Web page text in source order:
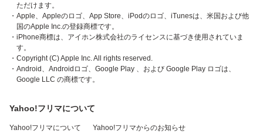
ただけます。
・Apple、Appleのロゴ、App Store、iPodのロゴ、iTunesは、米国および他
国のApple Inc.の登録商標です。
・iPhone商標は、アイホン株式会社のライセンスに基づき使用されていま
す。
・Copyright (C) Apple Inc. All rights reserved.
・Android、Androidロゴ、Google Play 、および Google Play ロゴは、
Google LLC の商標です。
Yahoo!フリマについて
Yahoo!フリマについて Yahoo!フリマからのお知らせ